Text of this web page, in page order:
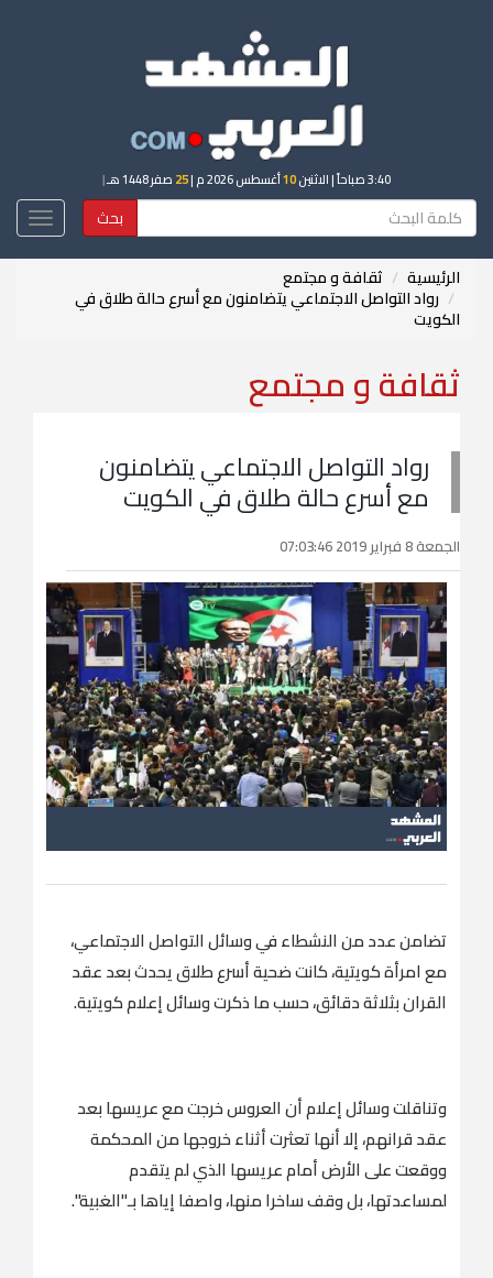
3:40 صباحاً | الاثنين10أغسطس 2026 م | 25 صفر 1448 هـ |
بحث
الرئيسية ثقافة و مجتمع
رواد التواصل الاجتماعي يتضامنون مع أسرع حالة طلاق في
الكويت
ثقافة و مجتمع
رواد التواصل الاجتماعي يتضامنون
مع أسرع حالة طلاق في الكويت
الجمعة 8 فبراير 2019 07:03:46
تضامن عدد من النشطاء في وسائل التواصل الاجتماعي،
مع امرأة كويتية، كانت ضحية أسرع طلاق يحدث بعد عقد
القران بثلاثة دقائق، حسب ما ذكرت وسائل إعلام كويتية.
وتناقلت وسائل إعلام أن العروس خرجت مع عريسها بعد
عقد قرانهم، إلا أنها تعثرت أثناء خروجها من المحكمة
ووقعت على الأرض أمام عريسها الذي لم يتقدم
لمساعدتها، بل وقف ساخرا منها، واصفا إياها بـ"الغبية".